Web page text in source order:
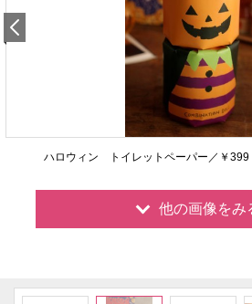
ハロウィン トイレットペーパー／￥399
他の画像をみ